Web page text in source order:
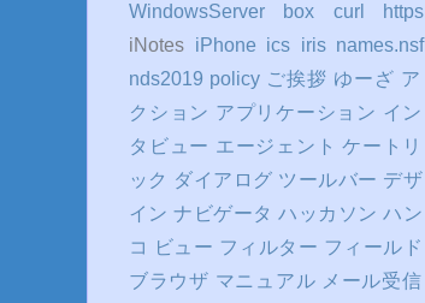
WindowsServer
box curl
https
iNotes iPhone ics iris names.nsf
nds2019 policy ご挨拶 ゆーざ ア
クション アプリケーション イン
タビュー エージェント ケートリ
ック ダイアログ ツールバー デザ
イン ナビゲータ ハッカソン ハン
コ
ビュー フィルター フィールド
ブラウザ マニュアル メール受信